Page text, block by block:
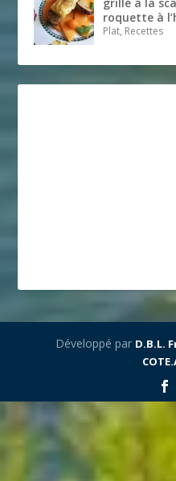
roquette à
Plat, Recettes
Développé par D.B.L.